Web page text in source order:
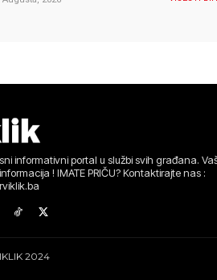
informativni portal u službi svih građana.
! IMATE PRIČU? Kontaktirajte nas :
2024